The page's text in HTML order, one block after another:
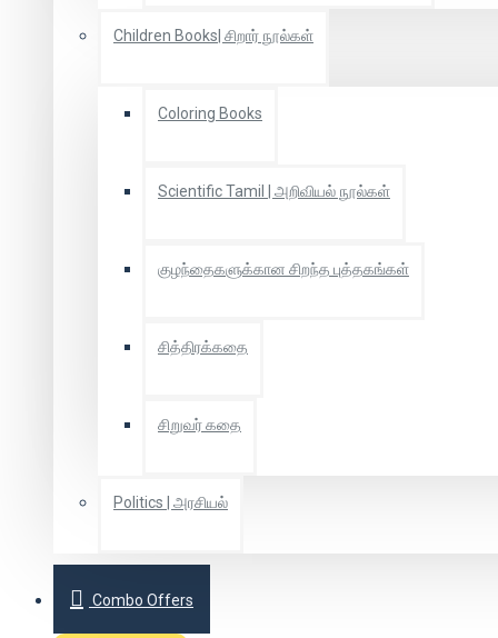
Children Books| சிறார் நூல்கள்
Coloring Books
Scientific Tamil | அறிவியல் நூல்கள்
குழந்தைகளுக்கான சிறந்த புத்தகங்கள்
சித்திரக்கதை
சிறுவர் கதை
Politics | அரசியல்
Combo Offers